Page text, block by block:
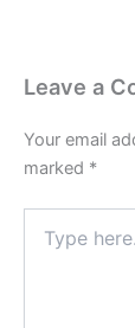
Leave a
Your email
marked *
here..